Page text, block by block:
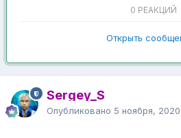
0 РЕАКЦИЙ
Открыть
Sergey_S
Опубликовано 5 ноября, 2020